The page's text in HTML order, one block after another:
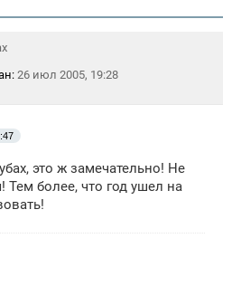
26 июл 2005, 19:28
это ж замечательно! Не
Тем более, что год ушел на